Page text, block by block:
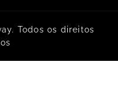
Todos os direitos